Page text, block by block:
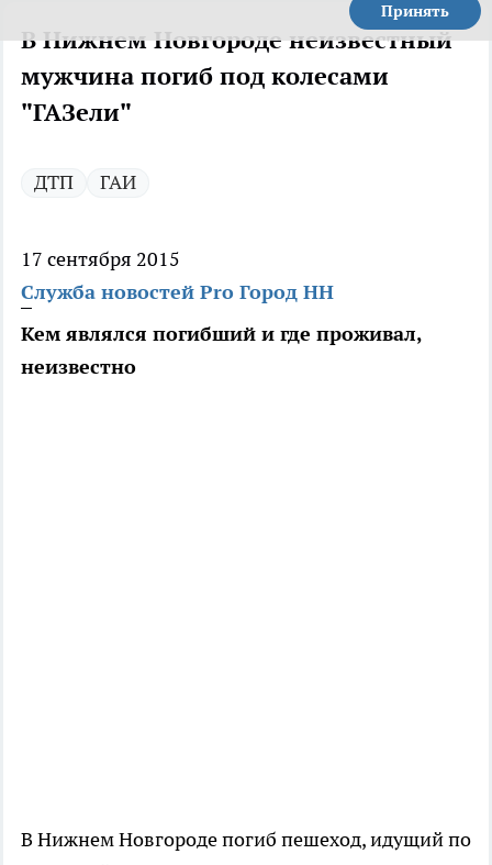
Принять
В Нижнем Новгороде неизвестный
мужчина погиб под колесами
"ГАЗели"
ДТП ГАИ
17 сентября 2015
Служба новостей Pro Город НН
Кем являлся погибший и где проживал,
неизвестно
В Нижнем Новгороде погиб пешеход, идущий по